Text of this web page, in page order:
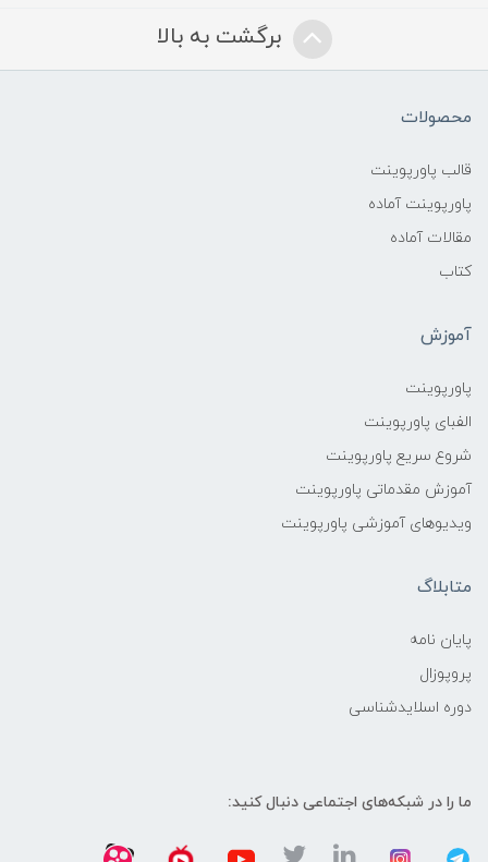
برگشت به بالا
محصولات
قالب پاورپوینت
پاورپوینت آماده
مقالات آماده
کتاب
آموزش
پاورپوینت
الفبای پاورپوینت
شروع سریع پاورپوینت
آموزش مقدماتی پاورپوینت
ویدیوهای آموزشی پاورپوینت
متابلاگ
پایان نامه
پروپوزال
دوره اسلایدشناسی
ما را در شبکه‌های اجتماعی دنبال کنید: